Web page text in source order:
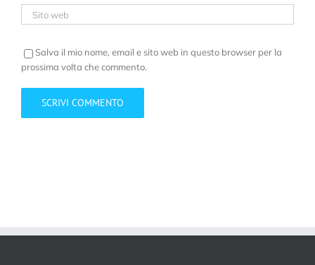
Salva il mio nome, email e sito web in questo browser per la
prossima volta che commento.